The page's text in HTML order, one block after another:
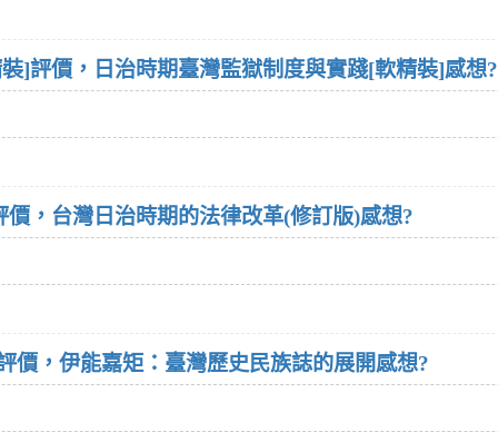
]評價，日治時期臺灣監獄制度與實踐[軟精裝]感想?
，台灣日治時期的法律改革(修訂版)感想?
價，伊能嘉矩：臺灣歷史民族誌的展開感想?